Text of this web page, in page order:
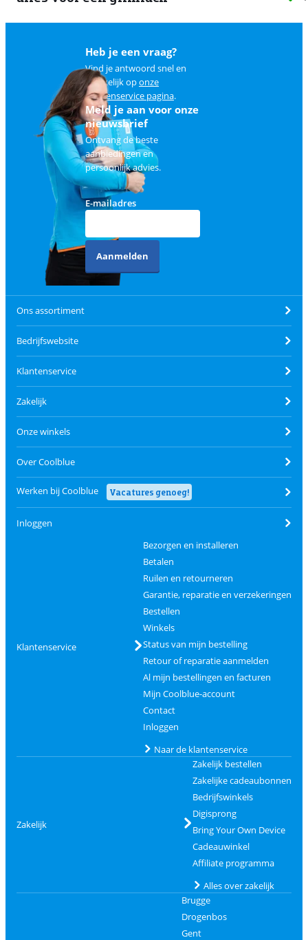
Heb je een vraag?
Vind je antwoord snel en
makkelijk oponze
klantenservice pagina.
Meld je aan voor onze
nieuwsbrief
Ontvang de beste
aanbiedingen en
persoonlijk advies.
E-mailadres
Aanmelden
Ons assortiment
Bedrijfswebsite
Klantenservice
Zakelijk
Onze winkels
Over Coolblue
Werken bij Coolblue Vacatures genoeg!
Inloggen
Klantenservice
Bezorgen en installeren
Betalen
Ruilen en retourneren
Garantie, reparatie en verzekeringen
Bestellen
Winkels
Status van mijn bestelling
Retour of reparatie aanmelden
Al mijn bestellingen en facturen
Mijn Coolblue-account
Contact
Inloggen
Naar de klantenservice
Zakelijk
Zakelijk bestellen
Zakelijke cadeaubonnen
Bedrijfswinkels
Digisprong
Bring Your Own Device
Cadeauwinkel
Affiliate programma
Alles over zakelijk
Brugge
Drogenbos
Gent